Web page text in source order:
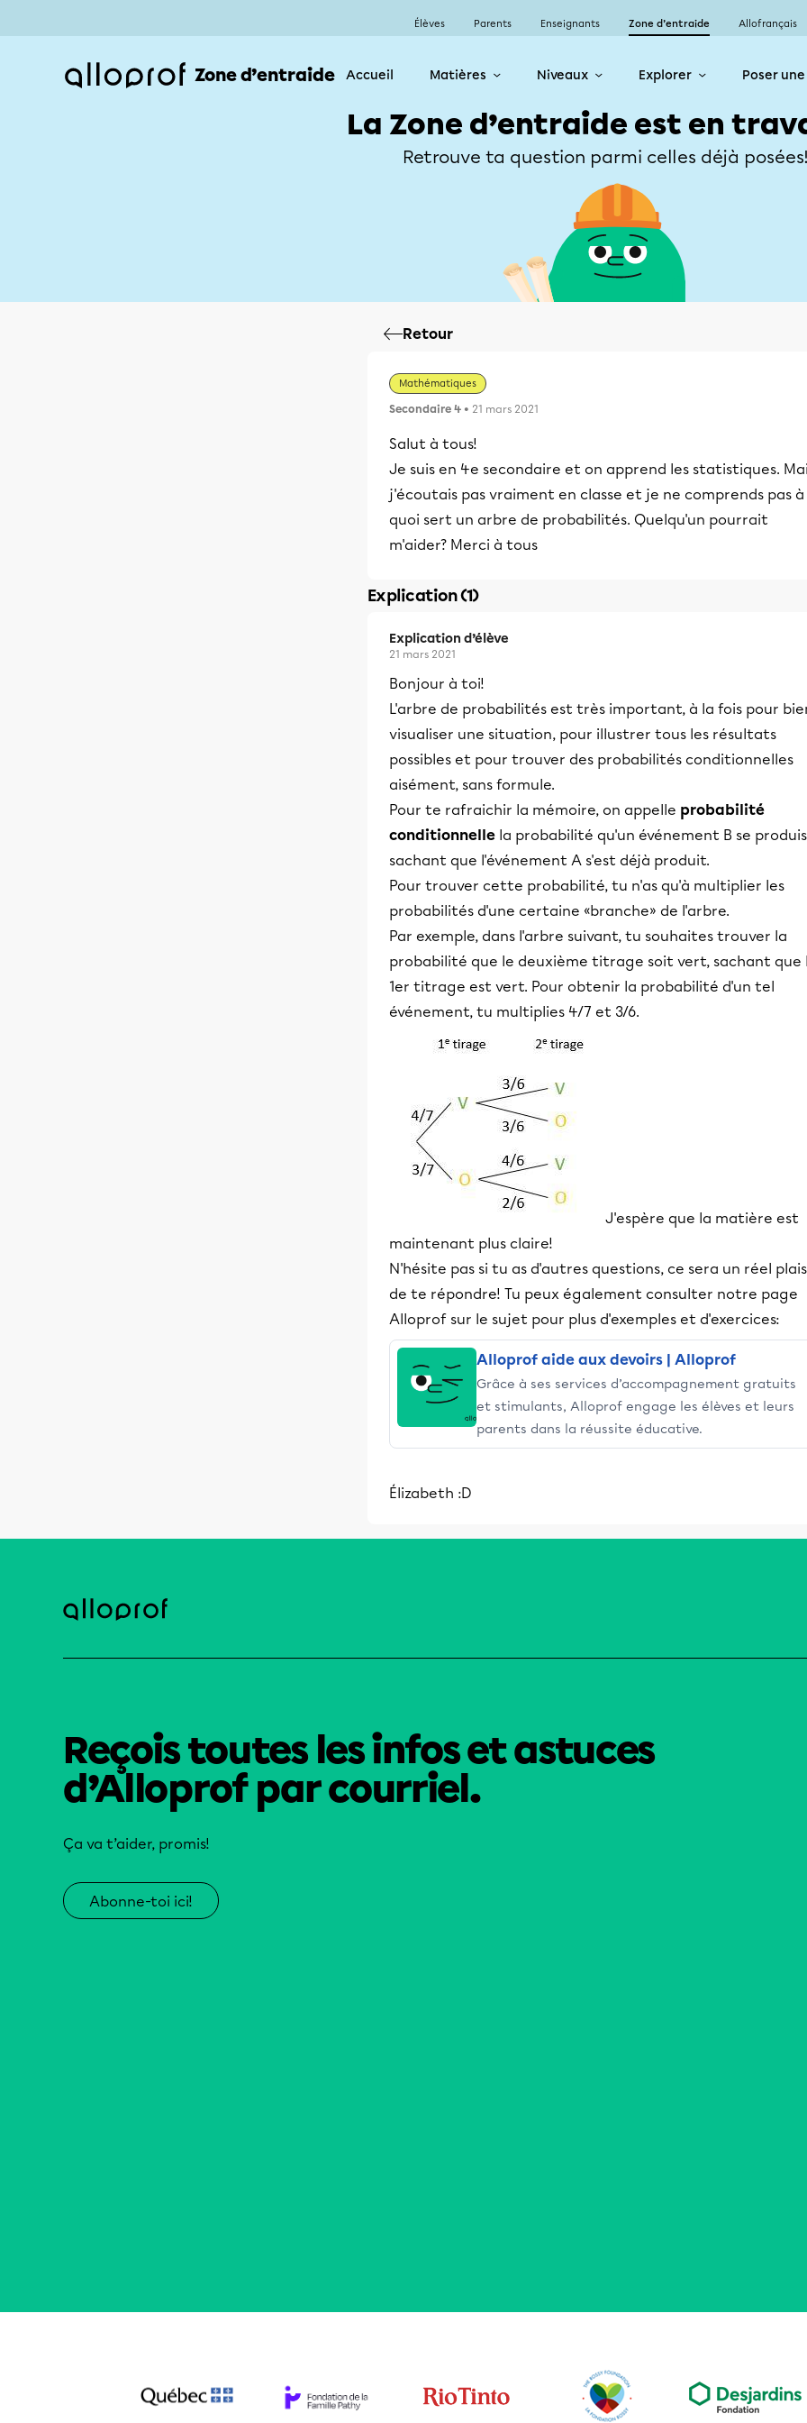
Élèves Parents Enseignants Zone d’entraide Allofrançais
Zone d’entraide Accueil Matières Niveaux Explorer Poser
La Zone d’entraide est en
Retrouve ta question parmi celles déjà
Retour
Mathématiques
Secondaire 4 • 21 mars 2021
Salut à tous!
Je suis en 4e secondaire et on apprend les statistiques.
j'écoutais pas vraiment en classe et je ne comprends pas à
quoi sert un arbre de probabilités. Quelqu'un pourrait
m'aider? Merci à tous
Explication (1)
Explication d’élève
21 mars 2021
Bonjour à toi!
L'arbre de probabilités est très important, à la fois pour
visualiser une situation, pour illustrer tous les résultats
possibles et pour trouver des probabilités conditionnelles
aisément, sans formule.
Pour te rafraichir la mémoire, on appelle probabilité
conditionnelle la probabilité qu'un événement B se
sachant que l'événement A s'est déjà produit.
Pour trouver cette probabilité, tu n'as qu'à multiplier les
probabilités d'une certaine «branche» de l'arbre.
Par exemple, dans l'arbre suivant, tu souhaites trouver la
probabilité que le deuxième titrage soit vert, sachant que
1er titrage est vert. Pour obtenir la probabilité d'un tel
événement, tu multiplies 4/7 et 3/6.
J'espère que la matière est
maintenant plus claire!
N'hésite pas si tu as d'autres questions, ce sera un réel
de te répondre! Tu peux également consulter notre page
Alloprof sur le sujet pour plus d'exemples et d'exercices:
Alloprof aide aux devoirs | Alloprof
Grâce à ses services d’accompagnement gratuits
et stimulants, Alloprof engage les élèves et leurs
parents dans la réussite éducative.
Élizabeth :D
Reçois toutes les infos et astuces
d’Alloprof par courriel.
Ça va t’aider, promis!
Abonne-toi ici!